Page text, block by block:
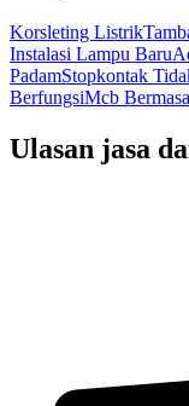
Korsleting Listrik
Instalasi Lampu Baru
PadamStopkontak
BerfungsiMcb
Ulasan jasa